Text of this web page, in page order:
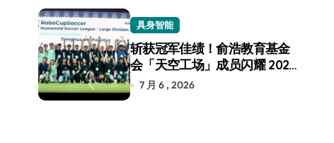
具身智能
斩获冠军佳绩！俞浩教育基金
会「天空工场」成员闪耀 2026
RoboCup 机器人世界杯
7 月 6 , 2026